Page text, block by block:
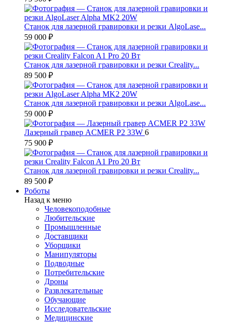
Станок для лазерной гравировки и резки AlgoLase...
59 000 ₽
Станок для лазерной гравировки и резки Creality...
89 500 ₽
Станок для лазерной гравировки и резки AlgoLase...
59 000 ₽
Лазерный гравер ACMER P2 33W 6
75 900 ₽
Станок для лазерной гравировки и резки Creality...
89 500 ₽
Роботы
Назад к меню
Человекоподобные
Любительские
Промышленные
Доставщики
Уборщики
Манипуляторы
Подводные
Потребительские
Дроны
Развлекательные
Обучающие
Исследовательские
Медицинские